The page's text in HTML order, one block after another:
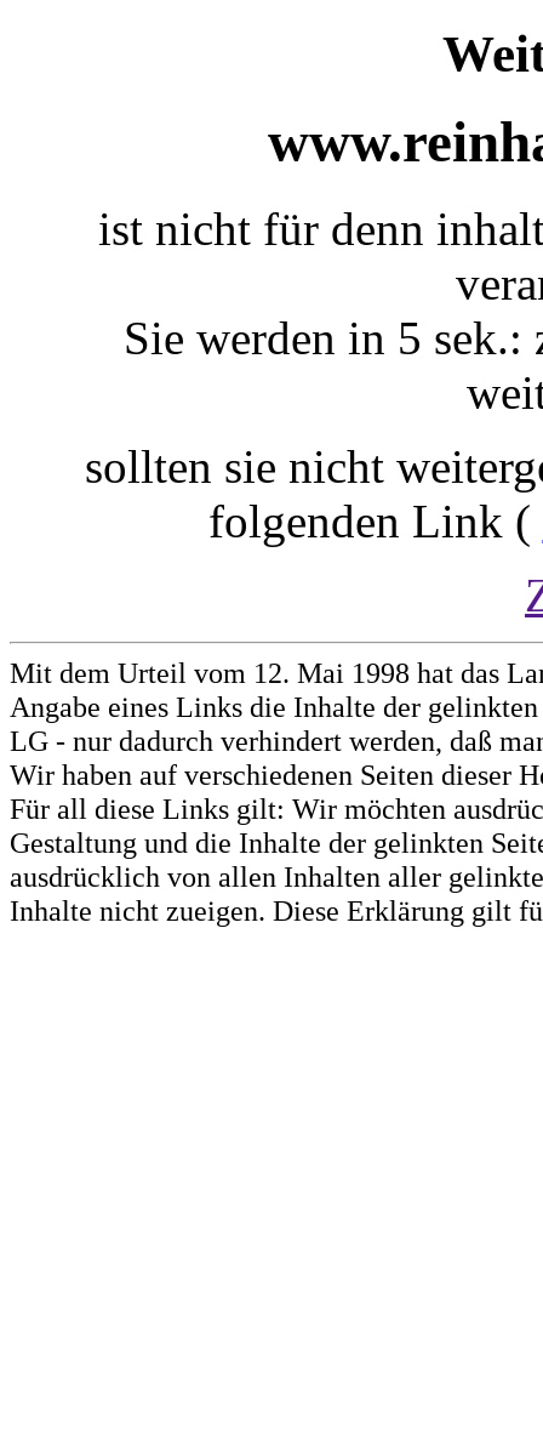
ist nicht für denn
Sie werden in 5 sek.:
sollten sie nicht
folgenden Link (
Mit dem Urteil vom 12. Mai 1998 hat das
Angabe eines Links die Inhalte der
LG - nur dadurch verhindert werden, daß
Wir haben auf verschiedenen Seiten dieser
Für all diese Links gilt: Wir möchten
Gestaltung und die Inhalte der gelinkten
ausdrücklich von allen Inhalten aller
Inhalte nicht zueigen. Diese Erklärung gilt